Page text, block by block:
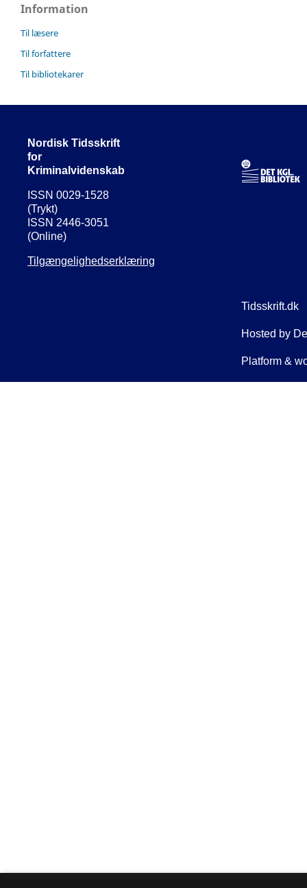
Information
Til læsere
Til forfattere
Til bibliotekarer
Nordisk Tidsskrift
for
Kriminalvidenskab
ISSN 0029-1528
(Trykt)
ISSN 2446-3051
(Online)
Tilgængelighedserklæring